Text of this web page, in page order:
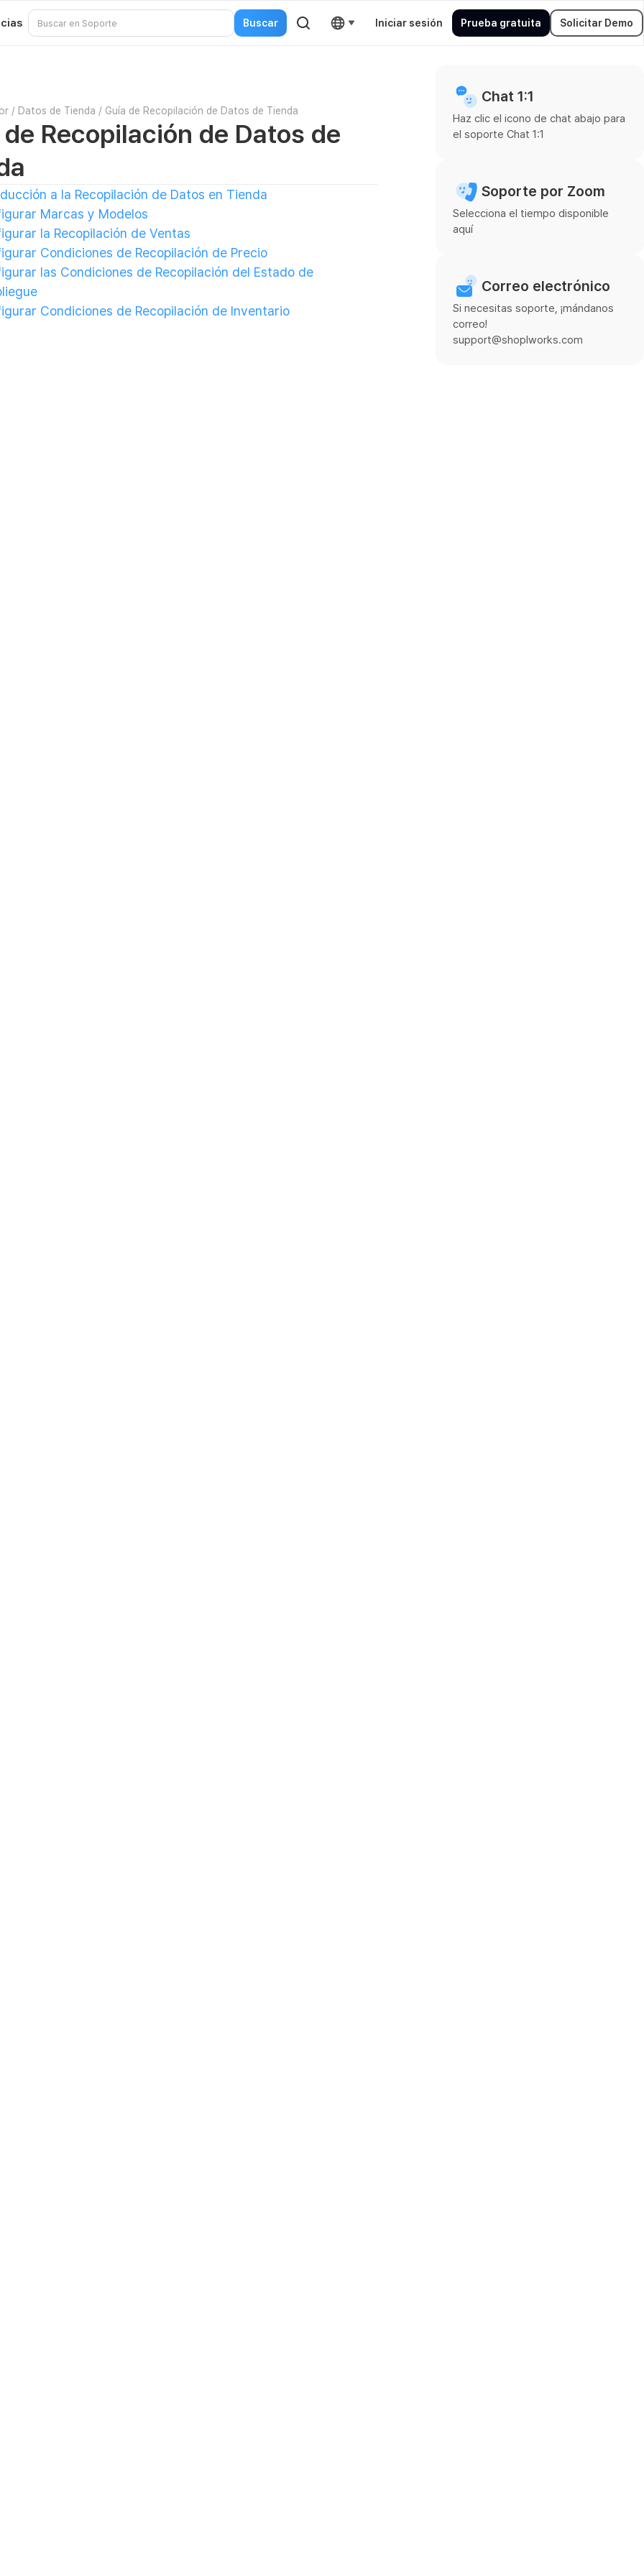
Iniciar sesión Prueba gratuita Solicitar Demo
/ Datos de Tienda / Guía de Recopilación de Datos de Tienda
de Recopilación de Datos de
a la Recopilación de Datos en Tienda
Marcas y Modelos
la Recopilación de Ventas
Condiciones de Recopilación de Precio
las Condiciones de Recopilación del Estado de
Condiciones de Recopilación de Inventario
Chat 1:1
Haz clic el icono de chat abajo para
el soporte Chat 1:1
Soporte por Zoom
Selecciona el tiempo disponible
aquí
Correo electrónico
Si necesitas soporte, ¡mándanos
correo!
support@shoplworks.com